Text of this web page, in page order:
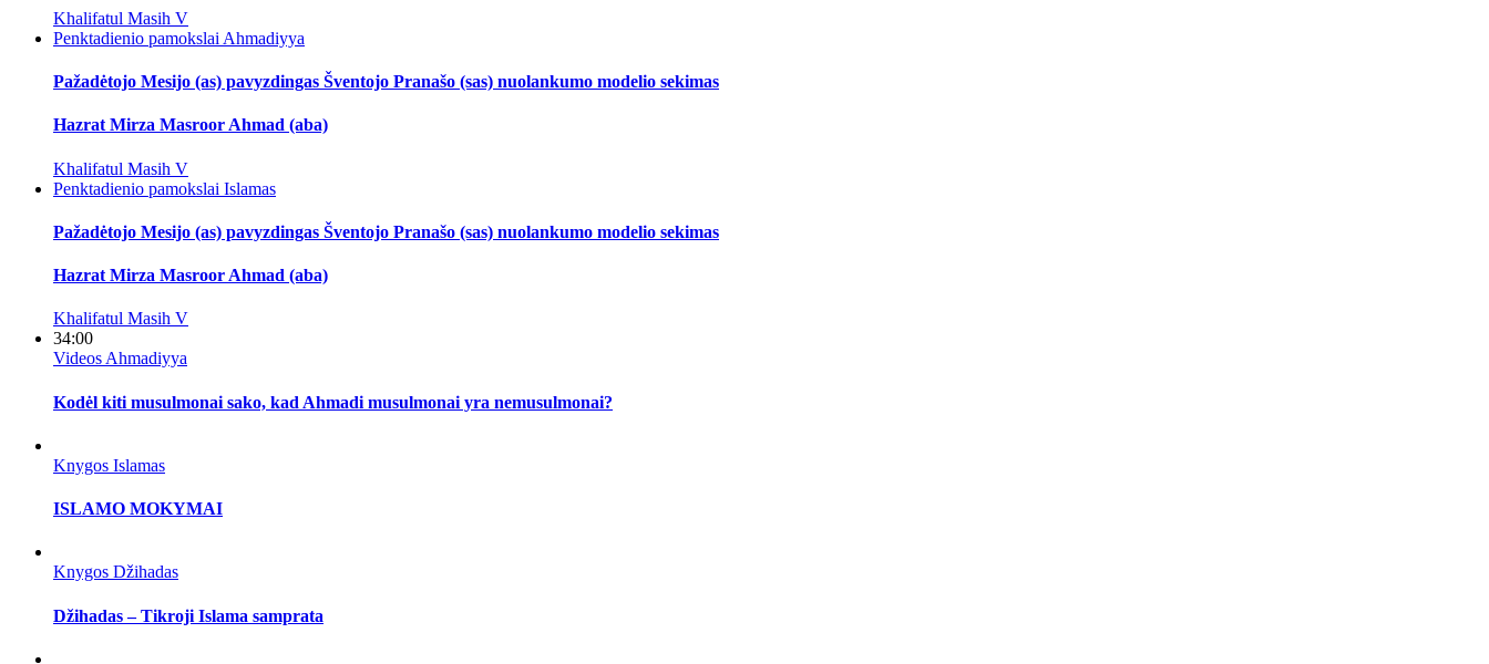
Khalifatul Masih V
Penktadienio pamokslai Ahmadiyya
Pažadėtojo Mesijo (as) pavyzdingas Šventojo Pranašo (sas) nuolankumo modelio sekimas
Hazrat Mirza Masroor Ahmad (aba)
Khalifatul Masih V
Penktadienio pamokslai Islamas
Pažadėtojo Mesijo (as) pavyzdingas Šventojo Pranašo (sas) nuolankumo modelio sekimas
Hazrat Mirza Masroor Ahmad (aba)
Khalifatul Masih V
34:00
Videos Ahmadiyya
Kodėl kiti musulmonai sako, kad Ahmadi musulmonai yra nemusulmonai?
Knygos Islamas
ISLAMO MOKYMAI
Knygos Džihadas
Džihadas – Tikroji Islama samprata